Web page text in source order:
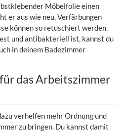
Möbelfolie einen
er aus wie neu. Verfärbungen
können so retuschiert werden.
und antibakteriell ist, kannst du
in deinem Badezimmer
das Arbeitszimmer
verhelfen mehr Ordnung und
zu bringen. Du kannst damit